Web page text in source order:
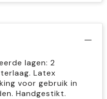
lagen: 2
Latex
voor gebruik in
Handgestikt.